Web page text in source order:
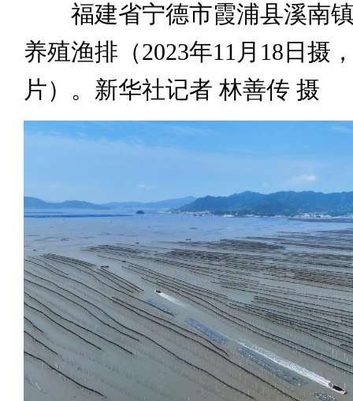
福建省宁德市霞浦县溪南镇
养殖渔排（2023年11月18日摄
片）。新华社记者 林善传 摄